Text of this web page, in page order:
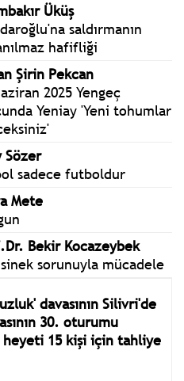
Üküş
saldırmanın
hafifliği
Şirin Pekcan
2025 Yengeç
Yeniay 'Yeni tohumlar
Sözer
sadece futboldur
Mete
Bekir Kocazeybek
sorunuyla mücadele
davasının Silivri'de
30. oturumu
15 kişi için tahliye